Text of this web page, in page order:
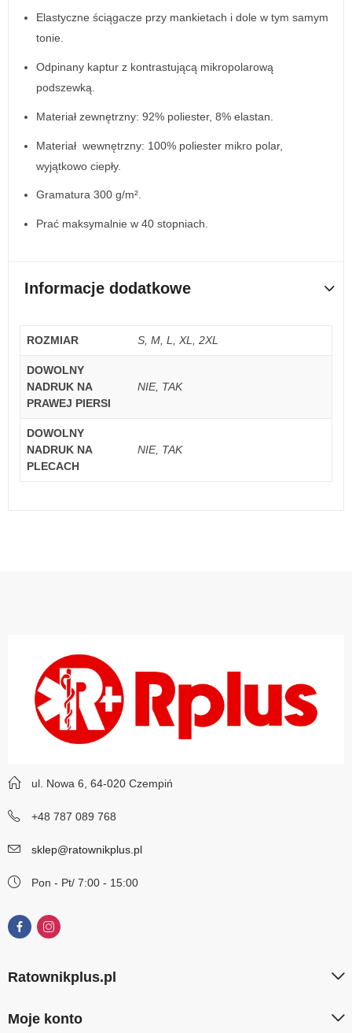
Elastyczne ściągacze przy mankietach i dole w tym samym
tonie.
Odpinany kaptur z kontrastującą mikropolarową
podszewką.
Materiał zewnętrzny: 92% poliester, 8% elastan.
Materiał wewnętrzny: 100% poliester mikro polar,
wyjątkowo ciepły.
Gramatura 300 g/m².
Prać maksymalnie w 40 stopniach.
Informacje dodatkowe
ROZMIAR S, M, L, XL, 2XL
DOWOLNY
NADRUK NA
PRAWEJ PIERSI
NIE, TAK
DOWOLNY
NADRUK NA
PLECACH
NIE, TAK
ul. Nowa 6, 64-020 Czempiń
+48 787 089 768
sklep@ratownikplus.pl
Pon - Pt/ 7:00 - 15:00
Ratownikplus.pl
Moje konto